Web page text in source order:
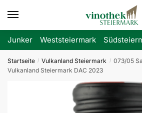
navigation
content
Junker Weststeiermark
Startseite / Vulkanland Steiermark / 073/05
Vulkanland Steiermark DAC 2023